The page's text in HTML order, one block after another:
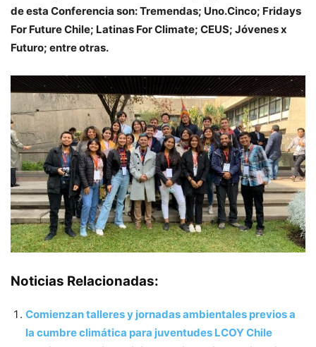
de esta Conferencia son: Tremendas; Uno.Cinco; Fridays
For Future Chile; Latinas For Climate; CEUS; Jóvenes x
Futuro; entre otras.
Noticias Relacionadas:
Comienzan talleres y jornadas ambientales previos a
la cumbre climática para juventudes LCOY Chile